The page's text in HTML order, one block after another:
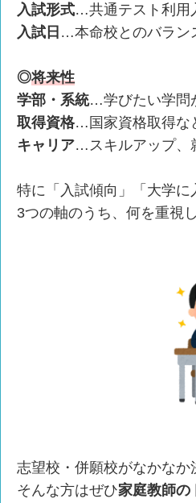
入試形式…共通テスト利用
入試日 …本命校とのバラン
◎将来性
学部・系統…学びたい学問
取得資格…国家資格取得な
キャリア…スキルアップ、
特に「入試傾向」「大学
3つの軸のうち、何を重視
志望校・併願校がなかな
そんな方はぜひ家庭教師の